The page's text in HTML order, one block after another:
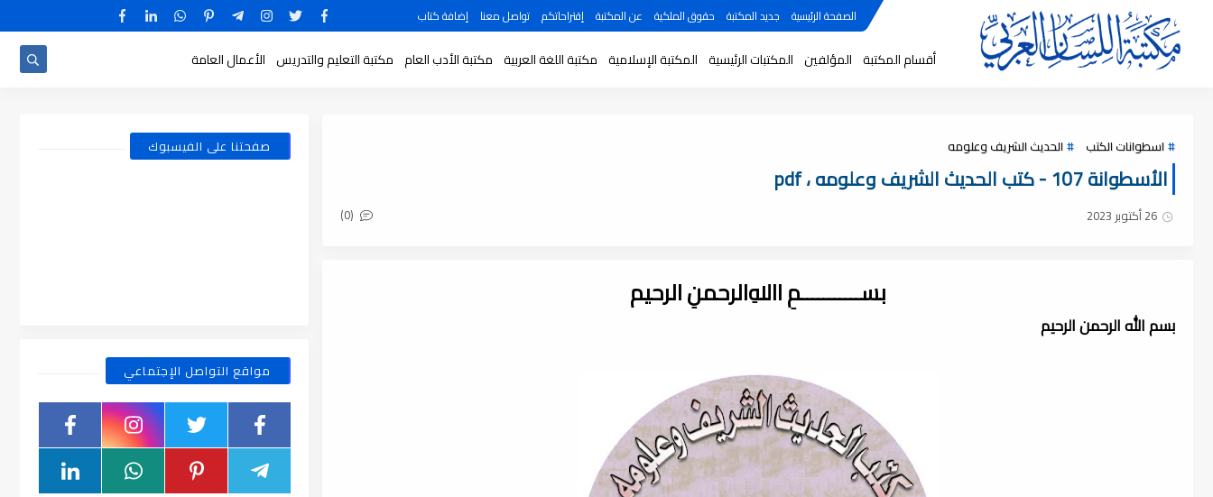
الصفحة الرئيسية جديد المكتبة حقوق الملكية عن المكتبة إقتراحاتكم تواصل معنا إضافة كتاب
أقسام المكتبة المؤلفين المكتبات الرئيسية المكتبة الإسلامية مكتبة اللغة العربية مكتبة الأدب العام مكتبة التعليم والتدريس الأعمال العامة
اسطوانات الكتب الحديث الشريف وعلومه
الأسطوانة 107 - كتب الحديث الشريف وعلومه ، pdf
26 أكتوبر 2023 (0)
بســـــــــــمِ اﷲِالرحمنِ الرحيم
بسم الله الرحمن الرحيم
صفحتنا على الفيسبوك
مواقع التواصل الإجتماعي